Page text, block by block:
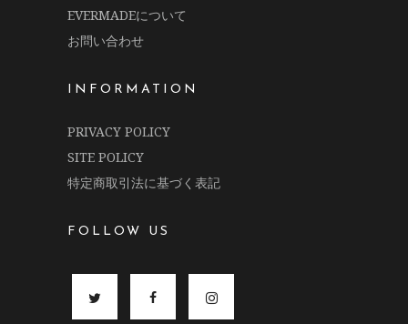
EVERMADEについて
お問い合わせ
INFORMATION
PRIVACY POLICY
SITE POLICY
特定商取引法に基づく表記
FOLLOW US